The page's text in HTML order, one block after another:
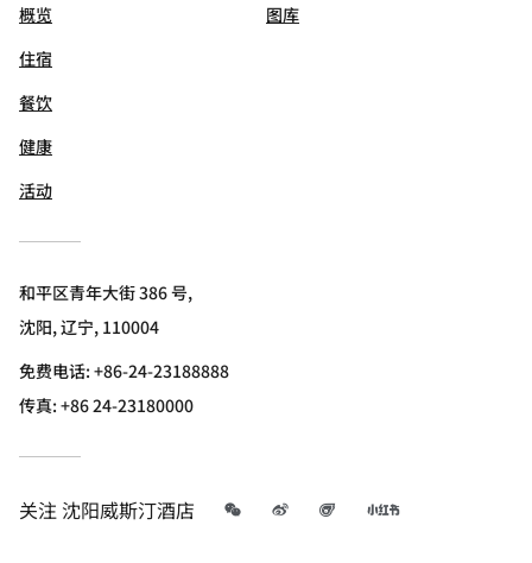
概览
住宿
餐饮
健康
活动
图库
和平区青年大街 386 号,
沈阳, 辽宁, 110004
免费电话:+86-24-23188888
传真:+86 24-23180000
关注 沈阳威斯汀酒店 微信 微博 飞猪 小红书